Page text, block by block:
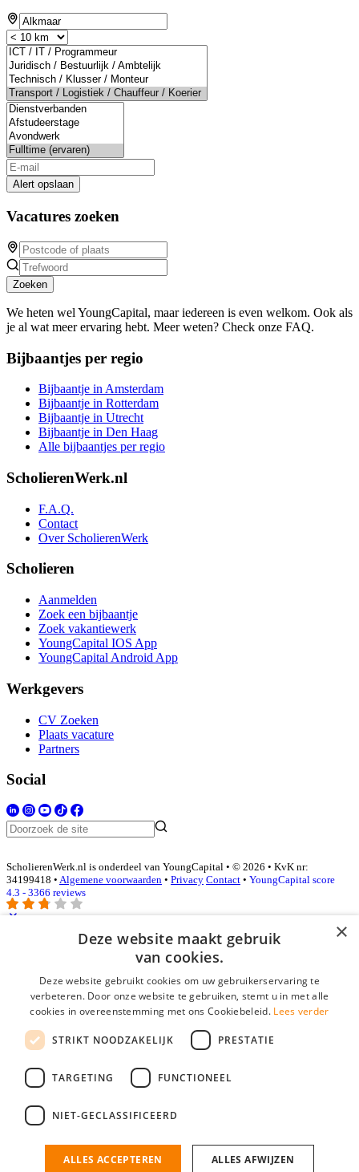
Alert opslaan
Vacatures zoeken
Zoeken
We heten wel YoungCapital, maar iedereen is even welkom. Ook als
je al wat meer ervaring hebt. Meer weten? Check onze FAQ.
Bijbaantjes per regio
Bijbaantje in Amsterdam
Bijbaantje in Rotterdam
Bijbaantje in Utrecht
Bijbaantje in Den Haag
Alle bijbaantjes per regio
ScholierenWerk.nl
F.A.Q.
Contact
Over ScholierenWerk
Scholieren
Aanmelden
Zoek een bijbaantje
Zoek vakantiewerk
YoungCapital IOS App
YoungCapital Android App
Werkgevers
CV Zoeken
Plaats vacature
Partners
Social
ScholierenWerk.nl is onderdeel van YoungCapital • © 2026 • KvK nr:
34199418 • Algemene voorwaarden • Privacy Contact • YoungCapital score
4.3 - 3366 reviews
Inloggen als bedrijf
E-mail*
Wachtwoord
login gegevens onthouden
login
Bedrijf aanmelden
nieuwe collega/werknemer zo gevonden!
×
Deze website maakt gebruik
van cookies.
Deze website gebruikt cookies om uw gebruikerservaring te
verbeteren. Door onze website te gebruiken, stemt u in met alle
cookies in overeenstemming met ons Cookiebeleid. Lees verder
STRIKT NOODZAKELIJK PRESTATIE
TARGETING FUNCTIONEEL
NIET-GECLASSIFICEERD
ALLES ACCEPTEREN ALLES AFWIJZEN